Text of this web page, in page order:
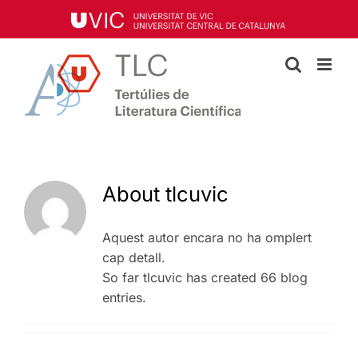
About tlcuvic
Aquest autor encara no ha omplert
cap detall.
So far tlcuvic has created 66 blog
entries.